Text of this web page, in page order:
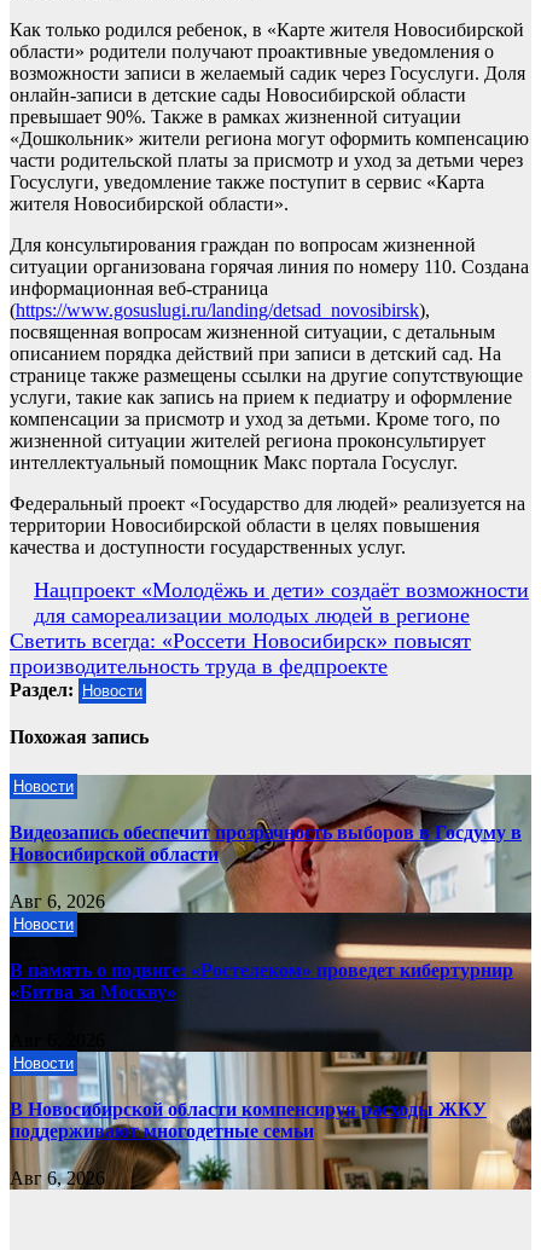
Как только родился ребенок, в «Карте жителя Новосибирской
области» родители получают проактивные уведомления о
возможности записи в желаемый садик через Госуслуги. Доля
онлайн-записи в детские сады Новосибирской области
превышает 90%. Также в рамках жизненной ситуации
«Дошкольник» жители региона могут оформить компенсацию
части родительской платы за присмотр и уход за детьми через
Госуслуги, уведомление также поступит в сервис «Карта
жителя Новосибирской области».
Для консультирования граждан по вопросам жизненной
ситуации организована горячая линия по номеру 110. Создана
информационная веб-страница
(https://www.gosuslugi.ru/landing/detsad_novosibirsk),
посвященная вопросам жизненной ситуации, с детальным
описанием порядка действий при записи в детский сад. На
странице также размещены ссылки на другие сопутствующие
услуги, такие как запись на прием к педиатру и оформление
компенсации за присмотр и уход за детьми. Кроме того, по
жизненной ситуации жителей региона проконсультирует
интеллектуальный помощник Макс портала Госуслуг.
Федеральный проект «Государство для людей» реализуется на
территории Новосибирской области в целях повышения
качества и доступности государственных услуг.
Навигация
по
записям
Нацпроект «Молодёжь и дети» создаёт возможности
для самореализации молодых людей в регионе
Светить всегда: «Россети Новосибирск» повысят
производительность труда в федпроекте
Раздел: Новости
Похожая запись
Новости
Видеозапись обеспечит прозрачность выборов в Госдуму в
Новосибирской области
Авг 6, 2026
Новости
В память о подвиге: «Ростелеком» проведет кибертурнир
«Битва за Москву»
Новости
В Новосибирской области компенсируя расходы ЖКУ
поддерживают многодетные семьи
Авг 6, 2026